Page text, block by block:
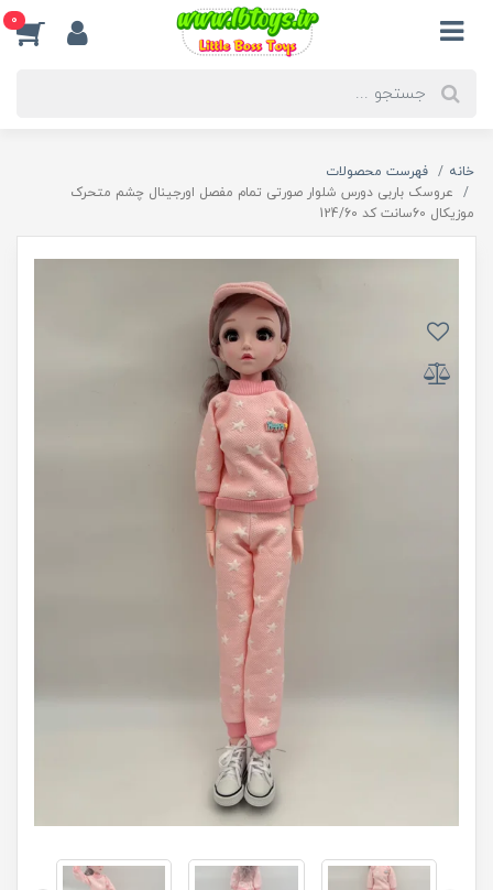
0
خانه
فهرست محصولات
عروسک باربی دورس شلوار صورتی تمام مفصل اورجینال چشم متحرک
موزیکال 60سانت کد 124/60